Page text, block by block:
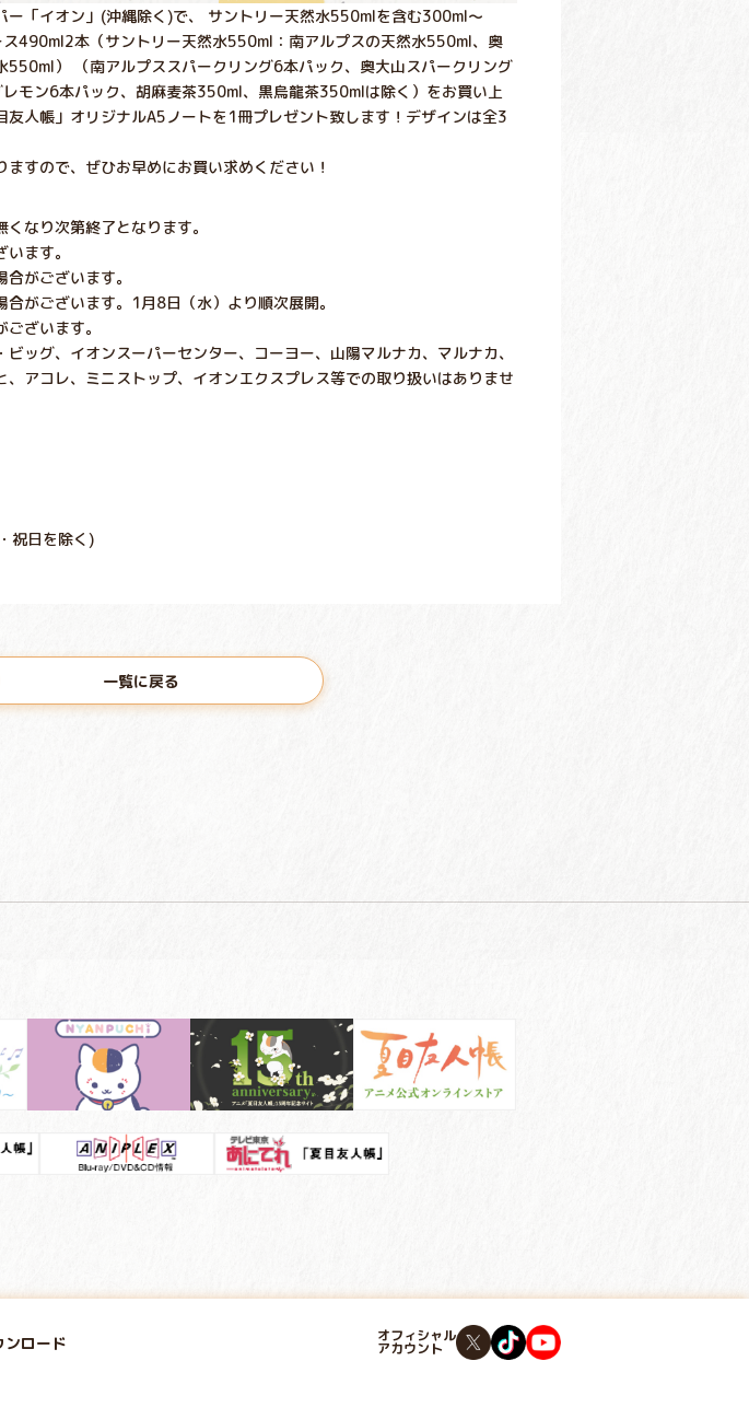
ー「イオン」(沖縄除く)で、 サントリー天然水550mlを含む300ml～
490ml2本（サントリー天然水550ml：南アルプスの天然水550ml、奥
） （南アルプススパークリング6本パック、奥大山スパークリング
モン6本パック、胡麻麦茶350ml、黒烏龍茶350mlは除く）をお買い上
友人帳」オリジナルA5ノートを1冊プレゼント致します！デザインは全3
すので、ぜひお早めにお買い求めください！
なり次第終了となります。
ます。
がございます。
がございます。1月8日（水）より順次展開。
ざいます。
ッグ、イオンスーパーセンター、コーヨー、山陽マルナカ、マルナカ、
、アコレ、ミニストップ、イオンエクスプレス等での取り扱いはありませ
祝日を除く)
一覧に戻る
ンロード オフィシャル
アカウント